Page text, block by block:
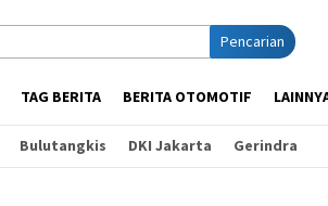
Pencarian
TAG BERITA BERITA OTOMOTIF
Bulutangkis DKI Jakarta Gerindra